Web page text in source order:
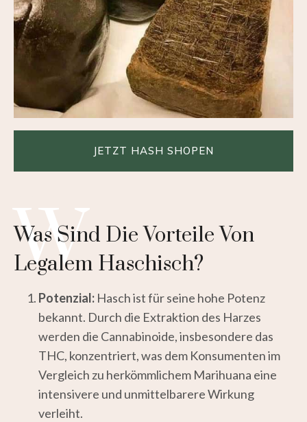
JETZT HASH SHOPEN
H
W
Was Sind Die Vorteile Von
Legalem Haschisch?
Potenzial: Hasch ist für seine hohe Potenz
bekannt. Durch die Extraktion des Harzes
werden die Cannabinoide, insbesondere das
THC, konzentriert, was dem Konsumenten im
Vergleich zu herkömmlichem Marihuana eine
intensivere und unmittelbarere Wirkung
verleiht.